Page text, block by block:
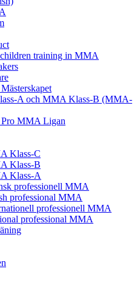
training in MMA
A och MMA Klass-B (MMA-
Pro MMA Ligan
Klass-C
Klass-B
Klass-A
professionell MMA
professional MMA
professionell MMA
professional MMA